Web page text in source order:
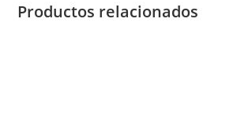
Productos relacionados